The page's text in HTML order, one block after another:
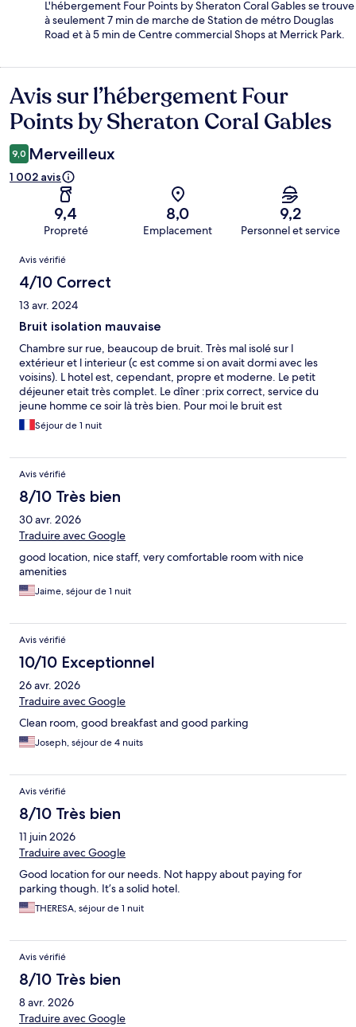
L'hébergement Four Points by Sheraton Coral Gables se trouve
à seulement 7 min de marche de Station de métro Douglas
Road et à 5 min de Centre commercial Shops at Merrick Park.
Avis
Avis sur l’hébergement Four
Points by Sheraton Coral Gables
9,0 Merveilleux
1 002 avis
9,4
Propreté
8,0
Emplacement
9,2
Personnel et service
Avis
Avis vérifié
4/10 Correct
13 avr. 2024
Bruit isolation mauvaise
Chambre sur rue, beaucoup de bruit. Très mal isolé sur l
extérieur et l interieur (c est comme si on avait dormi avec les
voisins). L hotel est, cependant, propre et moderne. Le petit
déjeuner etait très complet. Le dîner :prix correct, service du
jeune homme ce soir là très bien. Pour moi le bruit est
rédhibitoire.
Séjour de 1 nuit
Avis vérifié
8/10 Très bien
30 avr. 2026
Traduire avec Google
good location, nice staff, very comfortable room with nice
amenities
Jaime, séjour de 1 nuit
Avis vérifié
10/10 Exceptionnel
26 avr. 2026
Traduire avec Google
Clean room, good breakfast and good parking
Joseph, séjour de 4 nuits
Avis vérifié
8/10 Très bien
11 juin 2026
Traduire avec Google
Good location for our needs. Not happy about paying for
parking though. It’s a solid hotel.
THERESA, séjour de 1 nuit
Avis vérifié
8/10 Très bien
8 avr. 2026
Traduire avec Google